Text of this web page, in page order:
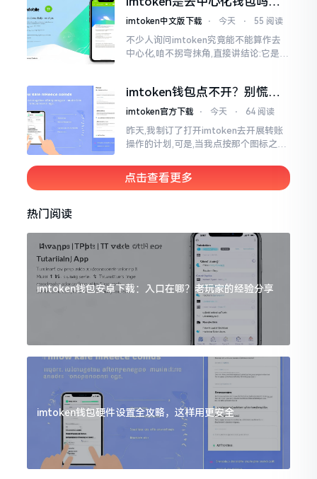
呢拼写方面却少了一个字母
看完这篇不踩坑
imtoken中文版下载 ⋅ 今天 ⋅ 55 阅读
不少人询问imtoken究竟能不能算作去
中心化,咱不拐弯抹角,直接讲结论:它是一
imtoken钱包点不开？别慌，
试试这几招
imtoken官方下载 ⋅ 今天 ⋅ 64 阅读
昨天,我制订了打开imtoken去开展转账
操作的计划,可是,当我点按那个图标之后,
时间都木有一丁点反应。我不住地点击
点击查看更多
热门阅读
imtoken钱包安卓下载：入口在哪？老玩家的经验分享
imtoken钱包硬件设置全攻略，这样用更安全